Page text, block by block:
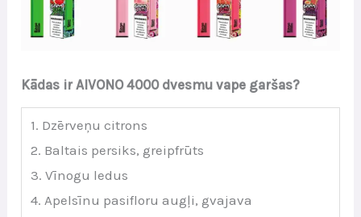
Kādas ir AIVONO 4000 dvesmu vape garšas?
1. Dzērveņu citrons
2. Baltais persiks, greipfrūts
3. Vīnogu ledus
4. Apelsīnu pasifloru augļi, gvajava